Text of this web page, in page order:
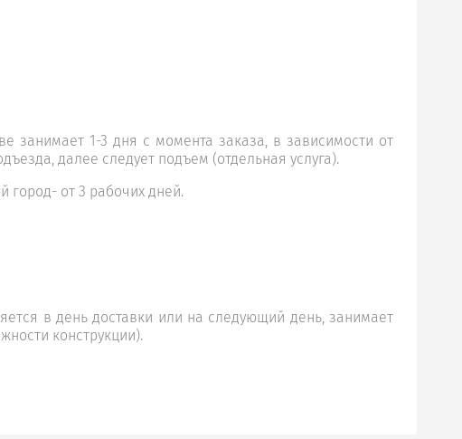
занимает 1-3 дня с момента заказа, в зависимости от
далее следует подъем (отдельная услуга).
город- от 3 рабочих дней.
в день доставки или на следующий день, занимает
конструкции).